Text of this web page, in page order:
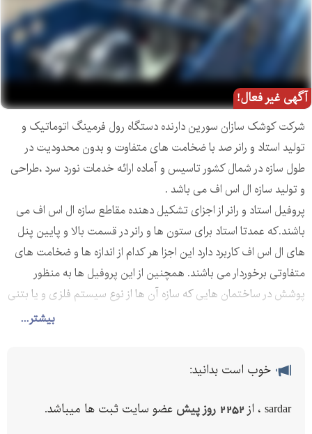
آگهی غیر فعال!
بیشتر...
شرکت کوشک سازان سورین دارنده دستگاه رول فرمینگ اتوماتیک و
تولید استاد و رانر صد با ضخامت های متفاوت و بدون محدودیت در
طول سازه در شمال کشور تاسیس و آماده ارائه خدمات نورد سرد ،طراحی
و تولید سازه ال اس اف می باشد .
پروفیل استاد و رانر از اجزای تشکیل دهنده مقاطع سازه ال اس اف می
باشند.که عمدتا استاد برای ستون ها و رانر در قسمت بالا و پایین پنل
های ال اس اف کاربرد دارد این اجزا هر کدام از اندازه ها و ضخامت های
متفاوتی برخوردار می باشند. همچنین از این پروفیل ها به منظور
پوشش در ساختمان هایی که سازه آن ها از نوع سیستم فلزی و یا بتنی
می باشد و با سیستم درای وال و یا دیوار خشک کار شده نیز استفاده می
سازه رانر – پروفیلU
گیرند و به عنوان ریل های محل حرکت و جابه جایی استاد ها(ستون)
خوب است بدانید:
sardar ، از 2252 روز پیش عضو سایت ثبت ها میباشد.